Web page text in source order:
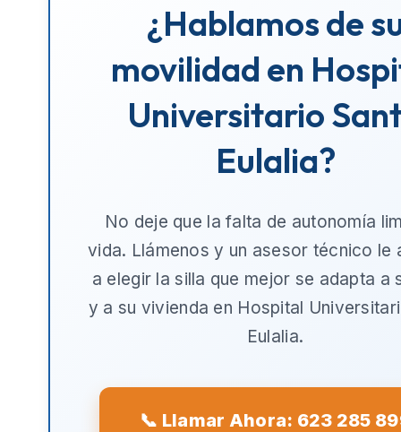
¿Hablamos de
movilidad en
Universitario
Eulalia?
No deje que la falta de autonomía
vida. Llámenos y un asesor técnico le
a elegir la silla que mejor se adapta a
y a su vivienda en Hospital
Eulalia.
📞 Llamar Ahora: 623 285